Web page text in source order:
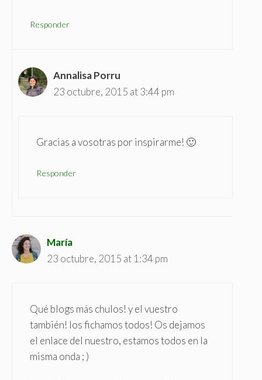
Responder
Annalisa Porru
23 octubre, 2015 at 3:44 pm
Gracias a vosotras por inspirarme! 🙂
Responder
María
23 octubre, 2015 at 1:34 pm
Qué blogs más chulos! y el vuestro
también! los fichamos todos! Os dejamos
el enlace del nuestro, estamos todos en la
misma onda ; )